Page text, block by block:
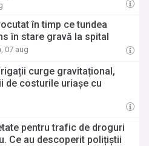
în timp ce tundea
în stare gravă la spital
07 aug
curge gravitațional,
de costurile uriașe cu
pentru trafic de droguri
Ce au descoperit polițiștii